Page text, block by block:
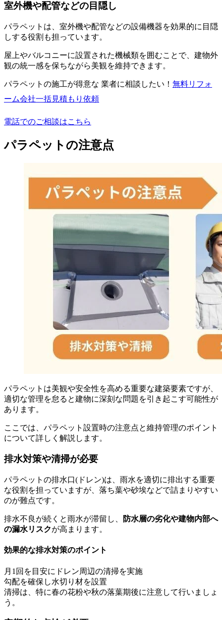
室外機や配管などの目隠し
パラペットは、室外機や配管などの設備機器を効果的に目隠
しする役割も担っています。
屋上やバルコニーに設置された機械類を囲むことで、建物外
観の統一感を保ちながら美観を維持できます。
パラペットの施工が得意な 業者に相談したい！ 無料リフォ
ーム会社一括見積もり依頼
電話でのご相談はこちら
パラペットの注意点
パラペットは美観や安全性を高める重要な建築要素ですが、
適切な管理を怠ると建物に深刻な問題を引き起こす可能性が
あります。
ここでは、パラペット設置時の注意点と維持管理のポイント
について詳しく解説します。
排水対策や清掃が必要
パラペットの排水口(ドレン)は、雨水を適切に排出する重要
な役割を担っていますが、落ち葉や砂埃などで詰まりやすい
のが難点です。
排水不良が続くと雨水が滞留し、
防水層の劣化や建物内部へ
の漏水リスクが高まります。
効果的な排水対策のポイント
月1回を目安にドレン周辺の清掃を実施
勾配を確保し水切り材を設置
清掃は、特に春の花粉や秋の落葉期後に注意して行いましょ
う。